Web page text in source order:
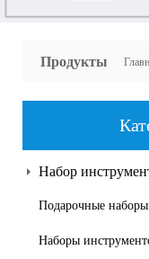
Продукты
Набор
Подарочные
Наборы